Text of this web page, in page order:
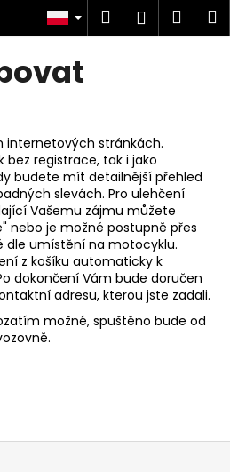
SzukajZaloguj
internetových stránkách.
bez registrace, tak i jako
budete mít detailnější přehled
slevách. Pro ulehčení
Vašemu zájmu můžete
nebo je možné postupně přes
dle umístění na motocyklu.
z košíku automaticky k
dokončení Vám bude doručen
adresu, kterou jste zadali.
možné, spuštěno bude od